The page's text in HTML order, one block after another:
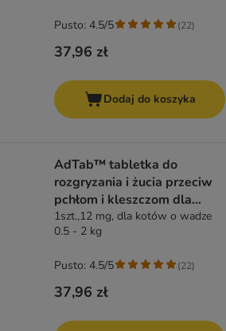
37,96 zł
Pusto: 4.5/5 (22)
Dodaj do koszyka
AdTab™ tabletka do
rozgryzania i żucia przeciw
pchłom i kleszczom dla
kotów
1szt.,12 mg, dla kotów o wadze
0.5 - 2 kg
37,96 zł
Pusto: 4.5/5 (22)